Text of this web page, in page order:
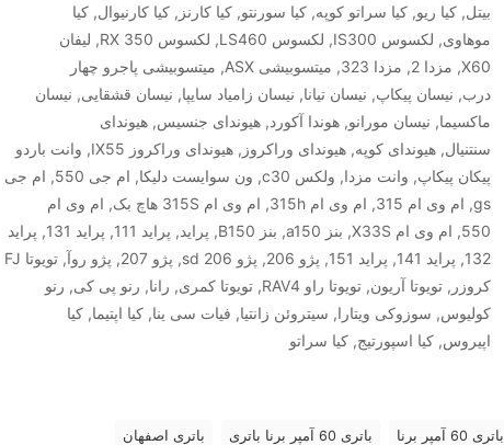
بیتل, کیا ریو, کیا سراتو کوپه, کیا سورنتو, کیا کارنز, کیا کارنیوال, کیا
موهاوی, لکسوس IS300, لکسوس LS460, لکسوس RX 350, لیفان
X60, مزدا 2, مزدا 323, میتسوبیشی ASX, میتسوبیشی پاجرو چهار
درب, نیسان پیکاپ, نیسان تیانا, نیسان زامیاد سایپا, نیسان قشقایی, نیسان
ماکسیما, نیسان مورانو, هوندا آکورد, هیوندای جنسیس, هیوندای
سنتنیال, هیوندای کوپه, هیوندای وراکروز, هیوندای وراکروز IX55, وانت باردو
پیکان پیکاپ, وانت مزدا, ولکس c30, ون سوایست دلیکا, ام جی 550, ام جی
gs, ام وی ام 315, ام وی ام 315h, ام وی ام 315S هاچ بک, ام وی ام
550, ام وی ام X33S, بنز a150, بنز B150, پراید, پراید 111, پراید 131, پراید
132, پراید 141, پراید 151, پژو 206, پژو 206 sd, پژو 207, پژو روآ, تویوتا FJ
کروزر, تویوتا آریون, تویوتا راو RAV4, تویوتا کمری, رانا, رنو پی کی, رنو
کولیوس, سوزوکی ویتارا, سیتروئن زانتیا, فیات سی ینا, کیا اپتیما, کیا
اپیروس, کیا اسپورتیج, کیا سراتو
باتری 60 آمپر برنا باتری 60 آمپر برنا باتری باتری اصفهان